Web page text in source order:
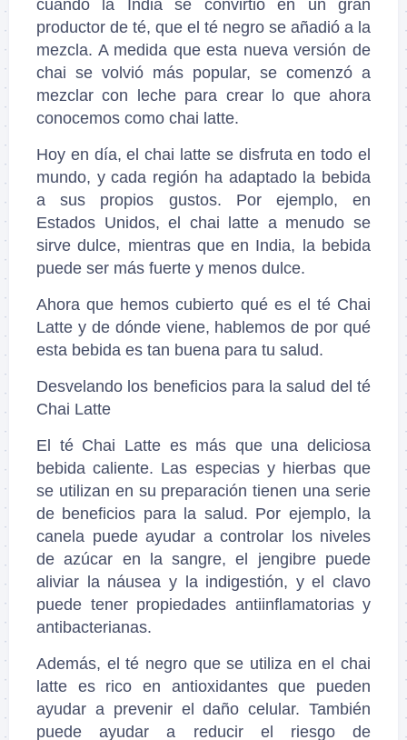
cuando la India se convirtió en un gran
productor de té, que el té negro se añadió a la
mezcla. A medida que esta nueva versión de
chai se volvió más popular, se comenzó a
mezclar con leche para crear lo que ahora
conocemos como chai latte.
Hoy en día, el chai latte se disfruta en todo el
mundo, y cada región ha adaptado la bebida
a sus propios gustos. Por ejemplo, en
Estados Unidos, el chai latte a menudo se
sirve dulce, mientras que en India, la bebida
puede ser más fuerte y menos dulce.
Ahora que hemos cubierto qué es el té Chai
Latte y de dónde viene, hablemos de por qué
esta bebida es tan buena para tu salud.
Desvelando los beneficios para la salud del té
Chai Latte
El té Chai Latte es más que una deliciosa
bebida caliente. Las especias y hierbas que
se utilizan en su preparación tienen una serie
de beneficios para la salud. Por ejemplo, la
canela puede ayudar a controlar los niveles
de azúcar en la sangre, el jengibre puede
aliviar la náusea y la indigestión, y el clavo
puede tener propiedades antiinflamatorias y
antibacterianas.
Además, el té negro que se utiliza en el chai
latte es rico en antioxidantes que pueden
ayudar a prevenir el daño celular. También
puede ayudar a reducir el riesgo de